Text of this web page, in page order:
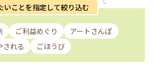
いことを指定して絞り込む
ご利益めぐり
アートさんぽ
される ごほうび